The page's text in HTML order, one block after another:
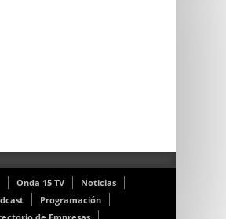
Onda 15 TV
Noticias
Programación